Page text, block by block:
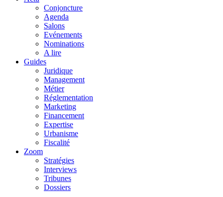
Conjoncture
Agenda
Salons
Evénements
Nominations
A lire
Guides
Juridique
Management
Métier
Réglementation
Marketing
Financement
Expertise
Urbanisme
Fiscalité
Zoom
Stratégies
Interviews
Tribunes
Dossiers